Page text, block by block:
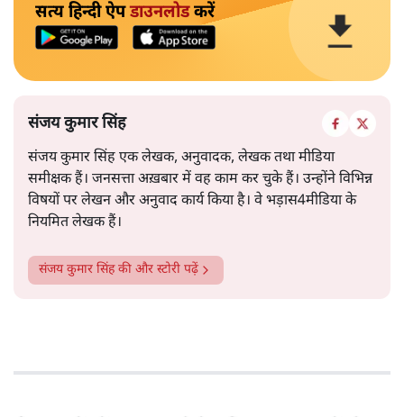
सत्य हिन्दी ऐपडाउनलोडकरें
संजय कुमार सिंह
संजय कुमार सिंह एक लेखक, अनुवादक, लेखक तथा मीडिया
समीक्षक हैं। जनसत्ता अख़बार में वह काम कर चुके हैं। उन्होंने विभिन्न
विषयों पर लेखन और अनुवाद कार्य किया है। वे भड़ास4मीडिया के
नियमित लेखक हैं।
संजय कुमार सिंहकी और स्टोरी पढ़ें